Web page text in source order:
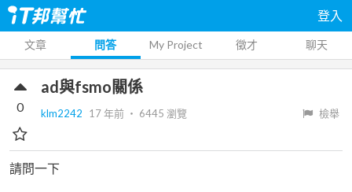
登入
文章 問答 My Project 徵才 聊天
ad與fsmo關係
klm2242 17 年前 ‧ 6445 瀏覽 檢舉
0
請問一下